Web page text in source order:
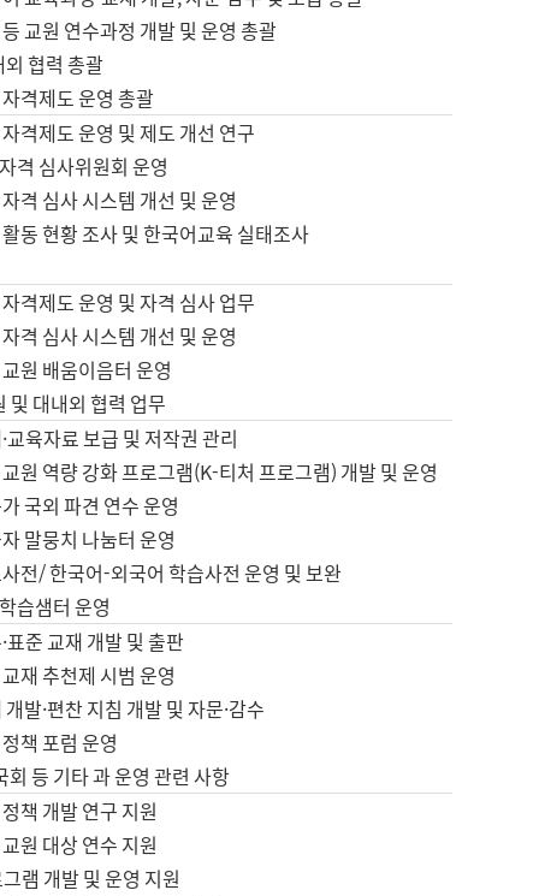
교원 연수과정 개발 및 운영 총괄
협력 총괄
격제도 운영 총괄
격제도 운영 및 제도 개선 연구
격 심사위원회 운영
격 심사 시스템 개선 및 운영
동 현황 조사 및 한국어교육 실태조사
격제도 운영 및 자격 심사 업무
격 심사 시스템 개선 및 운영
원 배움이음터 운영
및 대내외 협력 업무
교육자료 보급 및 저작권 관리
원 역량 강화 프로그램(K-티처 프로그램) 개발 및 운영
국외 파견 연수 운영
말뭉치 나눔터 운영
전/ 한국어-외국어 학습사전 운영 및 보완
습샘터 운영
표준 교재 개발 및 출판
재 추천제 시범 운영
발·편찬 지침 개발 및 자문·감수
책 포럼 운영
회 등 기타 과 운영 관련 사항
책 개발 연구 지원
원 대상 연수 지원
램 개발 및 운영 지원